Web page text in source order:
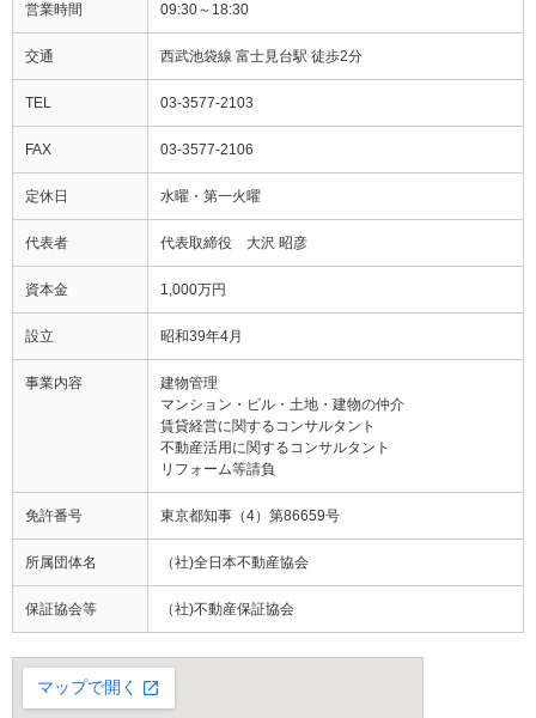
営業時間 09:30～18:30
交通 西武池袋線 富士見台駅 徒歩2分
TEL 03-3577-2103
FAX 03-3577-2106
定休日 水曜・第一火曜
代表者 代表取締役 大沢 昭彦
資本金 1,000万円
設立 昭和39年4月
事業内容
建物管理
マンション・ビル・土地・建物の仲介
賃貸経営に関するコンサルタント
不動産活用に関するコンサルタント
リフォーム等請負
免許番号 東京都知事（4）第86659号
所属団体名 （社)全日本不動産協会
保証協会等 （社)不動産保証協会